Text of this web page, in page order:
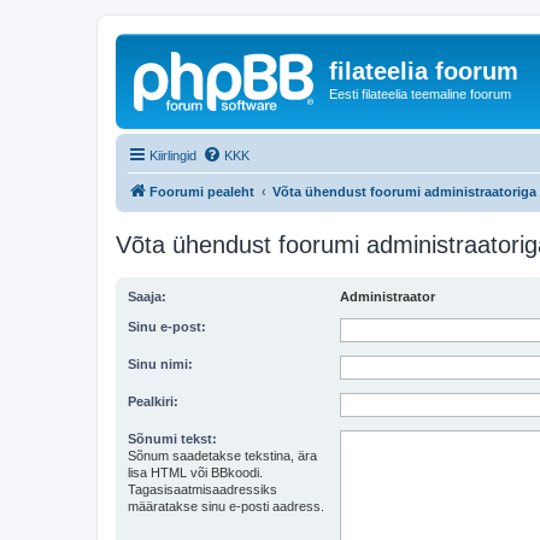
filateelia foorum
Eesti filateelia teemaline foorum
Kiirlingid KKK
Foorumi pealeht Võta ühendust foorumi administraatoriga
Võta ühendust foorumi
Saaja: Administraator
Sinu e-post:
Sinu nimi:
Pealkiri:
Sõnumi tekst:
Sõnum saadetakse tekstina, ära
lisa HTML või BBkoodi.
Tagasisaatmisaadressiks
määratakse sinu e-posti aadress.